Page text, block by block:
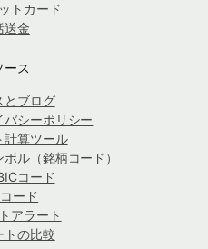
トカード
送金
ース
とブログ
バシーポリシー
計算ツール
ル（銘柄コード）
コード
ード
アラート
トの比較